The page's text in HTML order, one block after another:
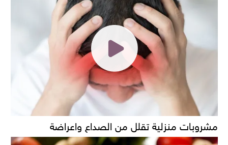
مشروبات منزلية تقلل من الصداع واعراضة